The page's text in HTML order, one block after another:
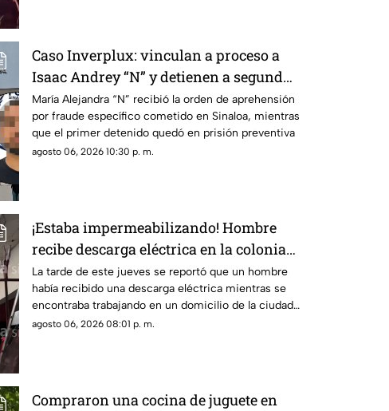
Caso Inverplux: vinculan a proceso a
Isaac Andrey “N” y detienen a segunda
implicada en megafraude
María Alejandra “N” recibió la orden de aprehensión
por fraude específico cometido en Sinaloa, mientras
que el primer detenido quedó en prisión preventiva
agosto 06, 2026 10:30 p. m.
¡Estaba impermeabilizando! Hombre
recibe descarga eléctrica en la colonia
Álamos Uno, en Los Mochis
La tarde de este jueves se reportó que un hombre
había recibido una descarga eléctrica mientras se
encontraba trabajando en un domicilio de la ciudad
de Los Mochis
agosto 06, 2026 08:01 p. m.
Compraron una cocina de juguete en